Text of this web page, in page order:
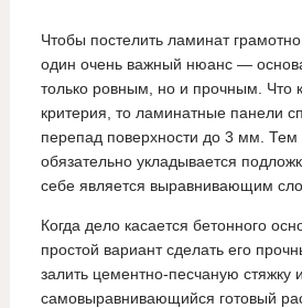
Чтобы постелить ламинат
один очень важный нюанс —
только ровным, но и прочным. Что
критерия, то ламинатные панели
перепад поверхности до 3 мм. Тем
обязательно укладывается
себе является выравнивающим
Когда дело касается бетонного
простой вариант сделать его
залить цементно-песчаную стяжку
самовыравнивающийся готовый